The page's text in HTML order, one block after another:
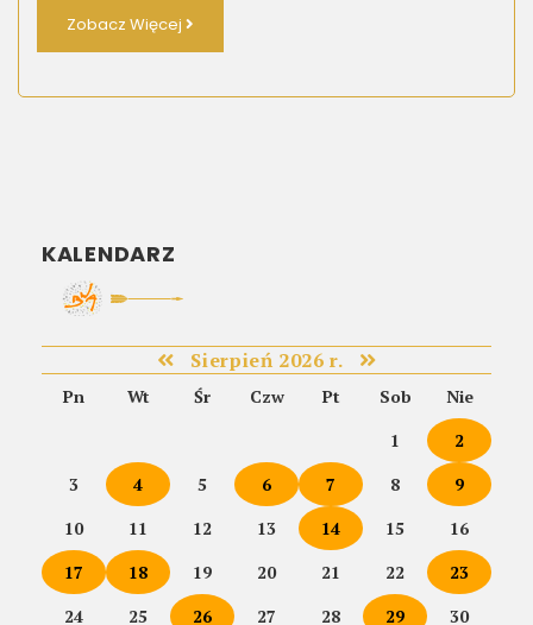
Zobacz Więcej
KALENDARZ
Sierpień 2026 r.
Pn Wt Śr Czw Pt Sob
Nie
1
2
3
4 5 6 7 8
9
10
11 12 13 14 15
16
17
18 19 20 21 22
23
24
25 26 27 28 29 30